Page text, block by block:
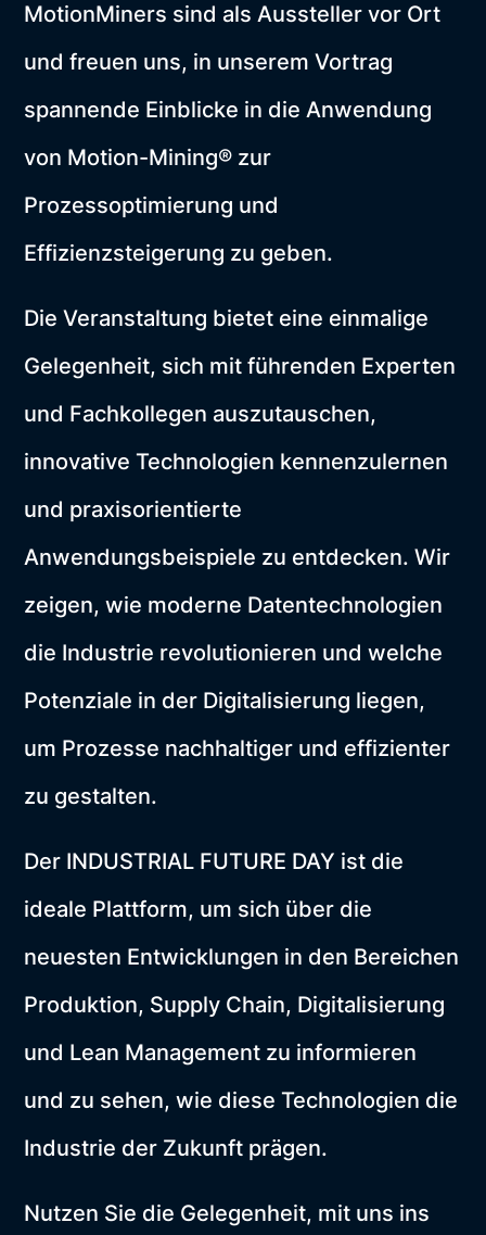
MotionMiners sind als Aussteller vor Ort
und freuen uns, in unserem Vortrag
spannende Einblicke in die Anwendung
von Motion-Mining® zur
Prozessoptimierung und
Effizienzsteigerung zu geben.
Die Veranstaltung bietet eine einmalige
Gelegenheit, sich mit führenden Experten
und Fachkollegen auszutauschen,
innovative Technologien kennenzulernen
und praxisorientierte
Anwendungsbeispiele zu entdecken. Wir
zeigen, wie moderne Datentechnologien
die Industrie revolutionieren und welche
Potenziale in der Digitalisierung liegen,
um Prozesse nachhaltiger und effizienter
zu gestalten.
Der INDUSTRIAL FUTURE DAY ist die
ideale Plattform, um sich über die
neuesten Entwicklungen in den Bereichen
Produktion, Supply Chain, Digitalisierung
und Lean Management zu informieren
und zu sehen, wie diese Technologien die
Industrie der Zukunft prägen.
Nutzen Sie die Gelegenheit, mit uns ins